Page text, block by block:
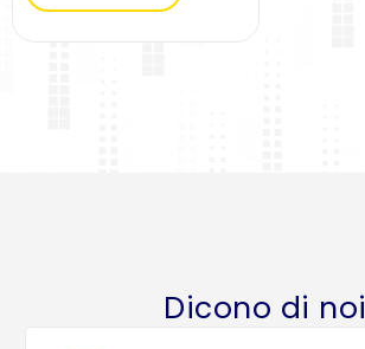
Dicono di noi